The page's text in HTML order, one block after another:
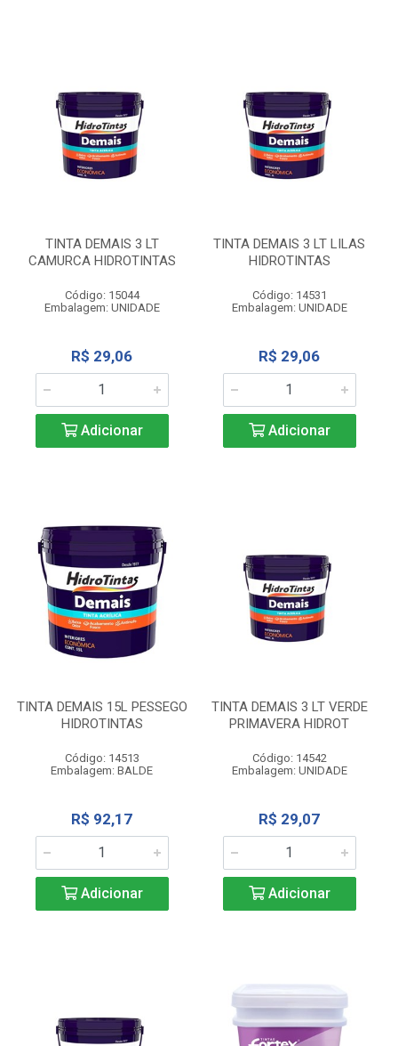
TINTA DEMAIS 3 LT
CAMURCA HIDROTINTAS
Código: 15044
Embalagem: UNIDADE
R$ 29,06
Adicionar
TINTA DEMAIS 3 LT LILAS
HIDROTINTAS
Código: 14531
Embalagem: UNIDADE
R$ 29,06
Adicionar
TINTA DEMAIS 15L PESSEGO
HIDROTINTAS
Código: 14513
Embalagem: BALDE
R$ 92,17
Adicionar
TINTA DEMAIS 3 LT VERDE
PRIMAVERA HIDROT
Código: 14542
Embalagem: UNIDADE
R$ 29,07
Adicionar